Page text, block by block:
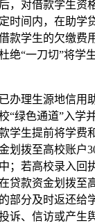
，对借款学生资
时间内，在助学
款学生的欠缴费
绝“一刀切”将学
理生源地信用
“绿色通道”入学
学生提前将学费
划拨至高校账户
；若高校录入回
贷款资金划拨至
部分及时返还给
诉、信访或产生